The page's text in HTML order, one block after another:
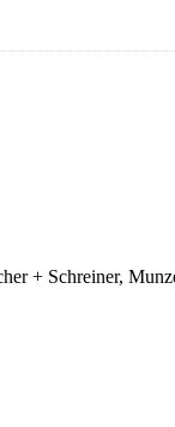
+ Schreiner,